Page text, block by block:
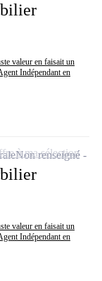
valeur en faisait un
Indépendant en
valeur en faisait un
Indépendant en
Non renseigné
à ma sélection